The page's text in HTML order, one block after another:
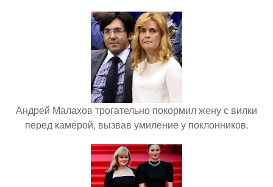
Андрей Малахов трогательно покормил жену с вилки
перед камерой, вызвав умиление у поклонников.